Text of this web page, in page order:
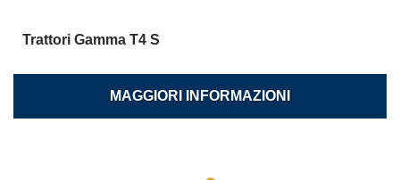
Trattori Gamma T4 S
MAGGIORI INFORMAZIONI